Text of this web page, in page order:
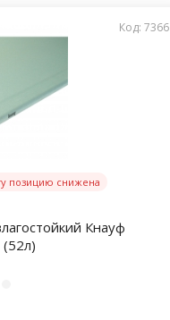
Код: 7366
позицию снижена
Кнауф